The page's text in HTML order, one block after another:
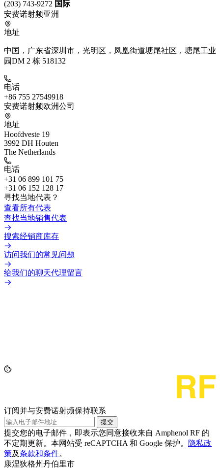
(203) 743-9272 国际
安费诺射频亚洲
地址
中国，广东省深圳市，光明区，凤凰街道塘尾社区，塘尾工业
园DM 2 栋 518132
电话
+86 755 27549918
安费诺射频欧洲公司
地址
Hoofdveste 19
3992 DH Houten
The Netherlands
电话
+31 06 899 101 75
+31 06 152 128 17
寻找当地代表？
查看所有代表
查找当地销售代表
搜索经销商库存
访问我们的常见问题
给我们的聊天代理留言
订阅并与安费诺射频保持联系
提交
提交您的电子邮件，即表示您同意接收来自 Amphenol RF 的
不定期更新。本网站受 reCAPTCHA 和 Google 保护。
隐私政
策及条款和条件。
康涅狄格州丹伯里市